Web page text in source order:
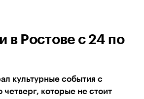
в Ростове с 24 по
культурные события с
четверг, которые не стоит